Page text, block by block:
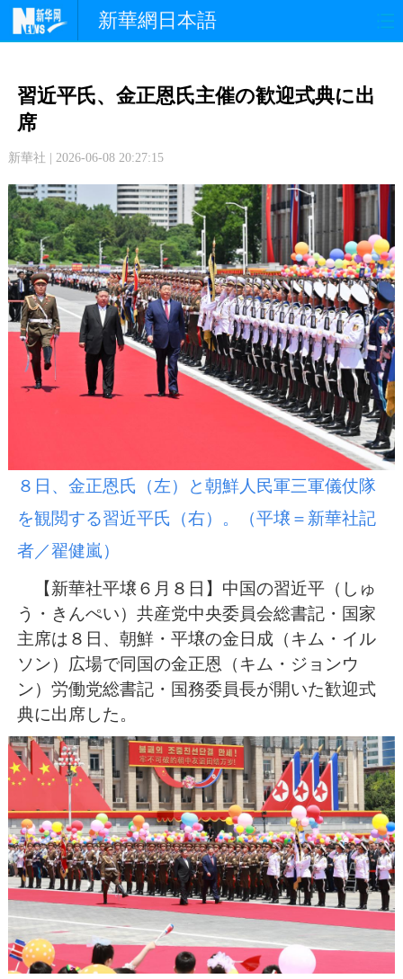
新華網日本語
中日交流
写 真
習近平氏、金正恩氏主催の歓迎式典に出
席
新華社 | 2026-06-08 20:27:15
８日、金正恩氏（左）と朝鮮人民軍三軍儀仗隊
を観閲する習近平氏（右）。（平壌＝新華社記
者／翟健嵐）
【新華社平壌６月８日】中国の習近平（しゅ
う・きんぺい）共産党中央委員会総書記・国家
主席は８日、朝鮮・平壌の金日成（キム・イル
ソン）広場で同国の金正恩（キム・ジョンウ
ン）労働党総書記・国務委員長が開いた歓迎式
典に出席した。